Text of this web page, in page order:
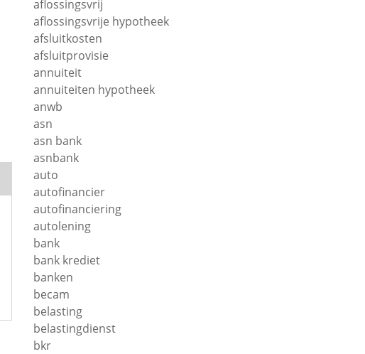
aflossingsvrij
aflossingsvrije hypotheek
afsluitkosten
afsluitprovisie
annuiteit
annuiteiten hypotheek
anwb
asn
asn bank
asnbank
auto
autofinancier
autofinanciering
autolening
bank
bank krediet
banken
becam
belasting
belastingdienst
bkr